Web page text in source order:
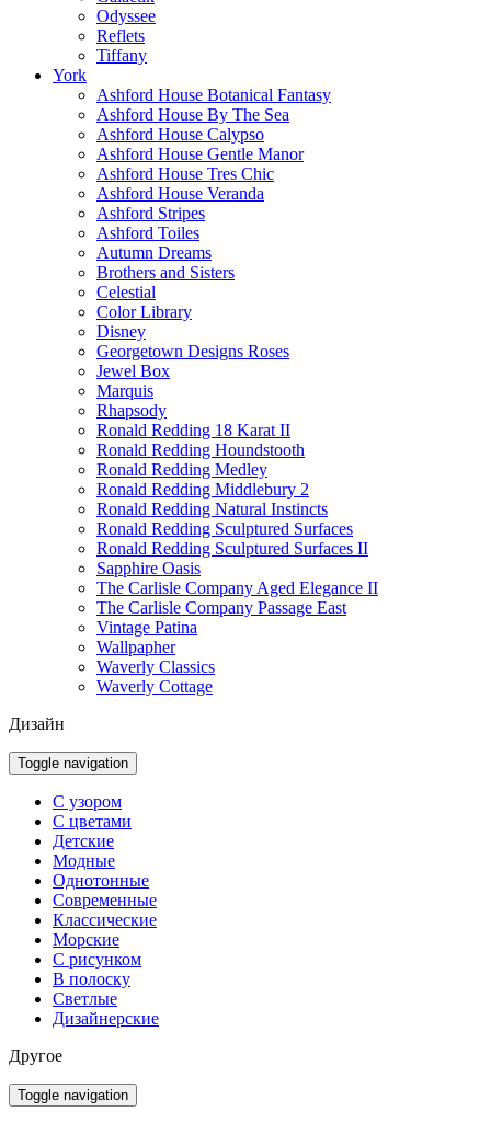
Odyssee
Reflets
Tiffany
York
Ashford House Botanical Fantasy
Ashford House By The Sea
Ashford House Calypso
Ashford House Gentle Manor
Ashford House Tres Chic
Ashford House Veranda
Ashford Stripes
Ashford Toiles
Autumn Dreams
Brothers and Sisters
Celestial
Color Library
Disney
Georgetown Designs Roses
Jewel Box
Marquis
Rhapsody
Ronald Redding 18 Karat II
Ronald Redding Houndstooth
Ronald Redding Medley
Ronald Redding Middlebury 2
Ronald Redding Natural Instincts
Ronald Redding Sculptured Surfaces
Ronald Redding Sculptured Surfaces II
Sapphire Oasis
The Carlisle Company Aged Elegance II
The Carlisle Company Passage East
Vintage Patina
Wallpapher
Waverly Classics
Waverly Cottage
Дизайн
Toggle navigation
С узором
С цветами
Детские
Модные
Однотонные
Современные
Классические
Морские
С рисунком
В полоску
Светлые
Дизайнерские
Другое
Toggle navigation